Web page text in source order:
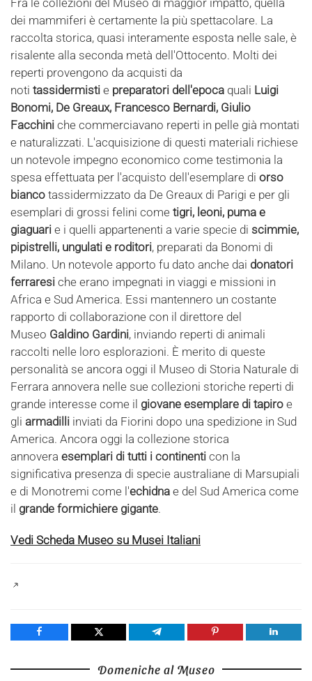
Fra le collezioni del Museo di maggior impatto, quella
dei mammiferi è certamente la più spettacolare. La
raccolta storica, quasi interamente esposta nelle sale, è
risalente alla seconda metà dell'Ottocento. Molti dei
reperti provengono da acquisti da
noti tassidermisti e preparatori dell'epoca quali Luigi
Bonomi, De Greaux, Francesco Bernardi, Giulio
Facchini che commerciavano reperti in pelle già montati
e naturalizzati. L'acquisizione di questi materiali richiese
un notevole impegno economico come testimonia la
spesa effettuata per l'acquisto dell'esemplare di orso
bianco tassidermizzato da De Greaux di Parigi e per gli
esemplari di grossi felini come tigri, leoni, puma e
giaguari e i quelli appartenenti a varie specie di scimmie,
pipistrelli, ungulati e roditori, preparati da Bonomi di
Milano. Un notevole apporto fu dato anche dai donatori
ferraresi che erano impegnati in viaggi e missioni in
Africa e Sud America. Essi mantennero un costante
rapporto di collaborazione con il direttore del
Museo Galdino Gardini, inviando reperti di animali
raccolti nelle loro esplorazioni. È merito di queste
personalità se ancora oggi il Museo di Storia Naturale di
Ferrara annovera nelle sue collezioni storiche reperti di
grande interesse come il giovane esemplare di tapiro e
gli armadilli inviati da Fiorini dopo una spedizione in Sud
America. Ancora oggi la collezione storica
annovera esemplari di tutti i continenti con la
significativa presenza di specie australiane di Marsupiali
e di Monotremi come l'echidna e del Sud America come
il grande formichiere gigante.
Vedi Scheda Museo su Musei Italiani
Domeniche al Museo